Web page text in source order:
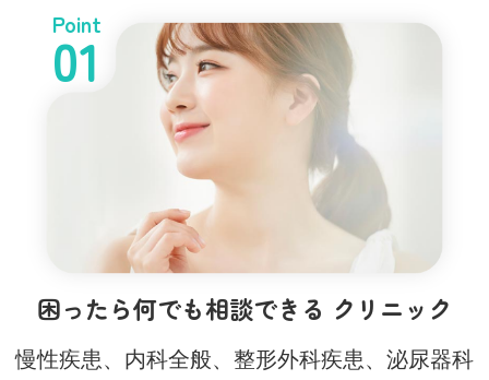
Point
01
困ったら何でも相談できる クリニック
慢性疾患、内科全般、整形外科疾患、泌尿器科